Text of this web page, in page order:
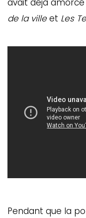
avait déjà
de la villeet Les
Pendant que la